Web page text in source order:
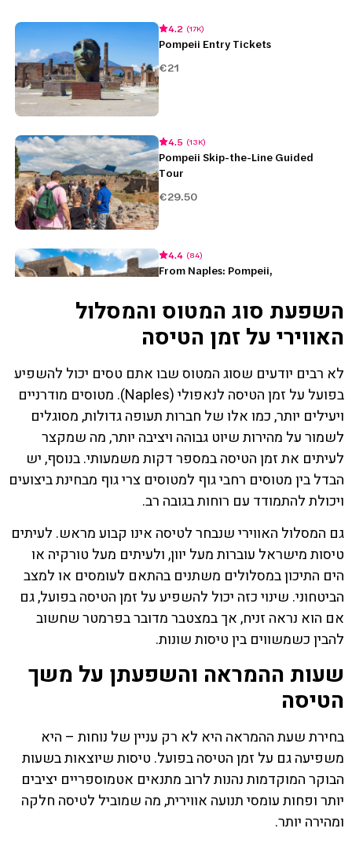
השפעת סוג המטוס והמסלול
האווירי על זמן הטיסה
לא רבים יודעים שסוג המטוס שבו אתם טסים יכול להשפיע
בפועל על זמן הטיסה לנאפולי (Naples). מטוסים מודרניים
ויעילים יותר, כמו אלו של חברות תעופה גדולות, מסוגלים
לשמור על מהירות שיוט גבוהה ויציבה יותר, מה שמקצר
לעיתים את זמן הטיסה במספר דקות משמעותי. בנוסף, יש
הבדל בין מטוסים רחבי גוף למטוסים צרי גוף מבחינת ביצועים
ויכולת להתמודד עם רוחות בגובה רב.
גם המסלול האווירי שנבחר לטיסה אינו קבוע מראש. לעיתים
טיסות מישראל עוברות מעל יוון, ולעיתים מעל טורקיה או
הים התיכון במסלולים משתנים בהתאם לעומסים או למצב
הביטחוני. שינוי כזה יכול להשפיע על זמן הטיסה בפועל, גם
אם הוא נראה זניח, אך במצטבר מדובר בפרמטר שחשוב
להבין כשמשווים בין טיסות שונות.
שעות ההמראה והשפעתן על משך
הטיסה
בחירת שעת ההמראה היא לא רק עניין של נוחות – היא
משפיעה גם על זמן הטיסה בפועל. טיסות שיוצאות בשעות
הבוקר המוקדמות נהנות לרוב מתנאים אטמוספריים יציבים
יותר ופחות עומסי תנועה אווירית, מה שמוביל לטיסה חלקה
ומהירה יותר.